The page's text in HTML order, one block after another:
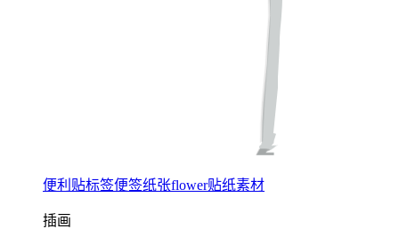
便利贴标签便签纸张flower贴纸素材
插画